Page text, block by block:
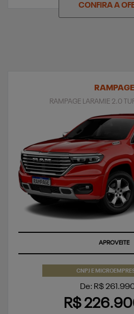
CONFIRA A
RAMPAGE
RAMPAGE LARAMIE 2.0
APROVEITE
CNPJ E
De: R$
R$